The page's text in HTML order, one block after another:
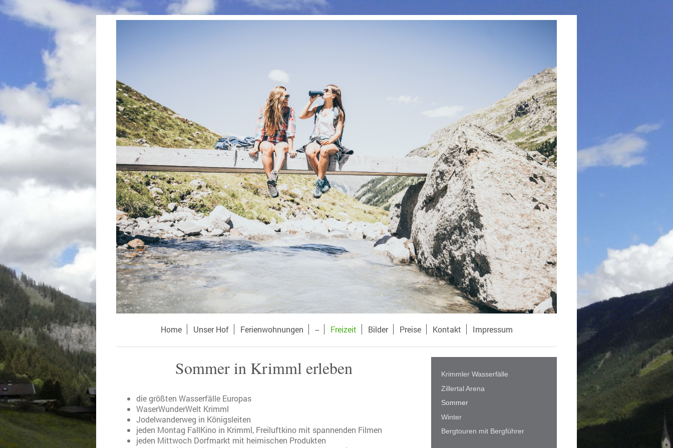
Home Unser Hof Ferienwohnungen -- Freizeit Bilder Preise Kontakt Impressum
Sommer in Krimml erleben
die größten Wasserfälle Europas
WaserWunderWelt Krimml
Jodelwanderweg in Königsleiten
jeden Montag FallKino in Krimml, Freiluftkino mit spannenden Filmen
jeden Mittwoch Dorfmarkt mit heimischen Produkten
Krimmler Wasserfälle
Zillertal Arena
Sommer
Winter
Bergtouren mit Bergführer